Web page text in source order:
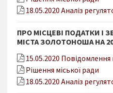
18.05.2020 Аналіз
ПРО МІСЦЕВІ ПОДАТКИ І
МІСТА ЗОЛОТОНОША НА
15.05.2020
Рішення міської ради
18.05.2020 Аналіз